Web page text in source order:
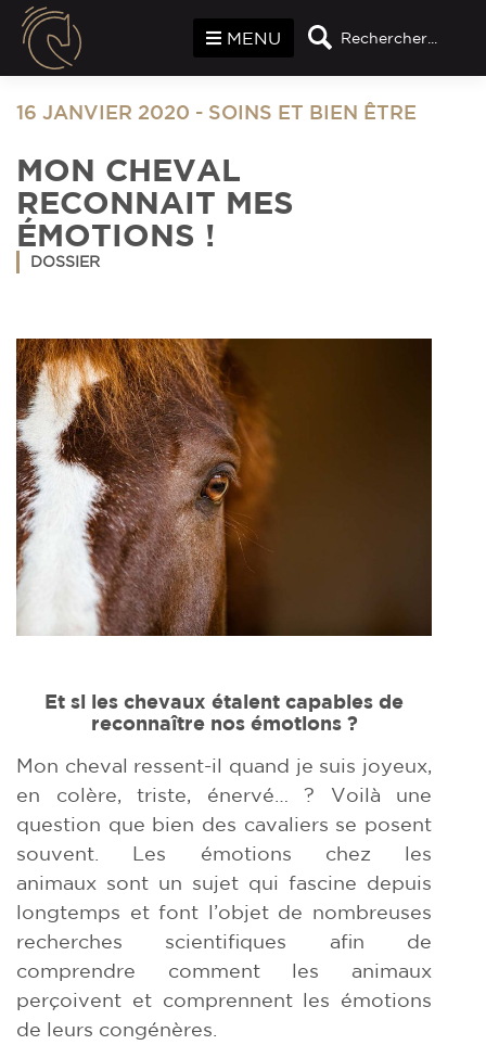
Rechercher...
MENU
16 JANVIER 2020 - SOINS ET BIEN ÊTRE
MON CHEVAL
RECONNAIT MES
ÉMOTIONS !
DOSSIER
Et si les chevaux étaient capables de
reconnaître nos émotions ?
Mon cheval ressent-il quand je suis joyeux,
en colère, triste, énervé… ? Voilà une
question que bien des cavaliers se posent
souvent. Les émotions chez les
animaux sont un sujet qui fascine depuis
longtemps et font l’objet de nombreuses
recherches scientifiques afin de
comprendre comment les animaux
perçoivent et comprennent les émotions
de leurs congénères.
Panneau de gestion des cookies